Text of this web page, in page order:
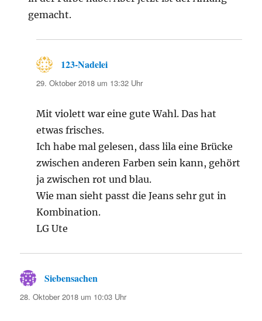
gemacht.
123-Nadelei
29. Oktober 2018 um 13:32 Uhr
Mit violett war eine gute Wahl. Das hat
etwas frisches.
Ich habe mal gelesen, dass lila eine Brücke
zwischen anderen Farben sein kann, gehört
ja zwischen rot und blau.
Wie man sieht passt die Jeans sehr gut in
Kombination.
LG Ute
Siebensachen
28. Oktober 2018 um 10:03 Uhr